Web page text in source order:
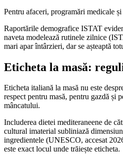
Pentru afaceri, programări medicale
Raportările demografice ISTAT
naveta modelează rutinele zilnice
mari apar întârzieri, dar se așteaptă
Eticheta la masă:
Eticheta italiană la masă nu este
respect pentru masă, pentru gazdă și
mâncatului.
Includerea dietei mediteraneene de
cultural imaterial subliniază
ingredientele (UNESCO, accesat
este exact locul unde trăiește eticheta.